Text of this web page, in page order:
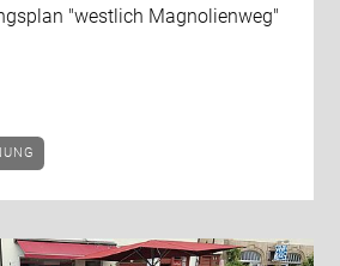
"westlich Magnolienweg"